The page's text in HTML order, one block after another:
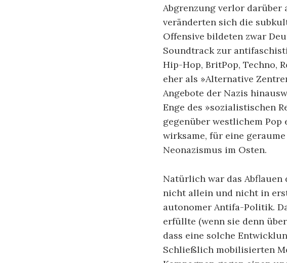
Abgrenzung verlor darüber
veränderten sich die
Offensive bildeten zwar
Soundtrack zur
Hip-Hop, BritPop, Techno,
eher als »Alternative
Angebote der Nazis
Enge des »sozialistischen
gegenüber westlichem
wirksame, für eine
Neonazismus im Osten.
Natürlich war das Abflauen
nicht allein und nicht in
autonomer Antifa-Politik.
erfüllte (wenn sie denn
dass eine solche
Schließlich mobilisierten